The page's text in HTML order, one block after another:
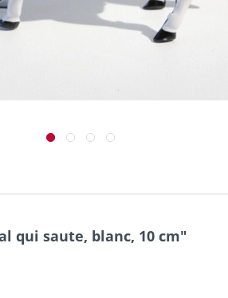
qui saute, blanc, 10 cm"